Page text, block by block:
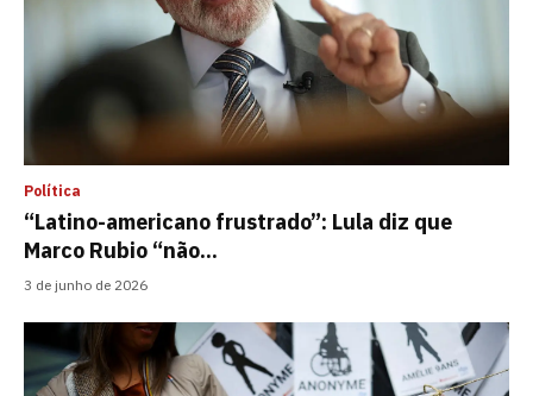
Política
“Latino-americano frustrado”: Lula diz que
Marco Rubio “não...
3 de junho de 2026